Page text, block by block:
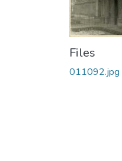
Files
011092.jpg